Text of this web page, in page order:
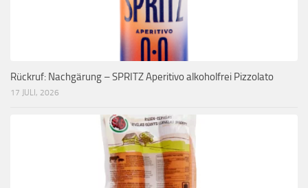
Rückruf: Nachgärung – SPRITZ Aperitivo alkoholfrei Pizzolato
17 JULI, 2026